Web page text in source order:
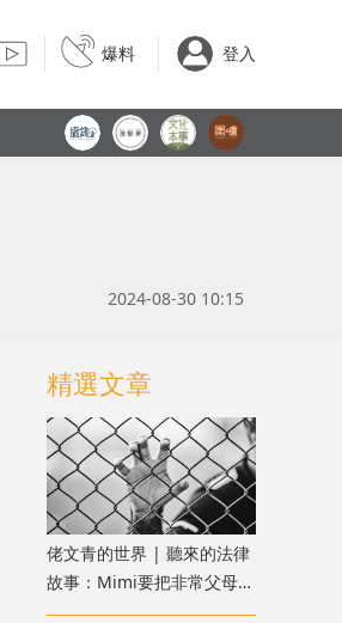
爆料 登入
2024-08-30 10:15
精選文章
佬文青的世界 | 聽來的法律
故事：Mimi要把非常父母送
進監獄：惡魔父母？還是邪